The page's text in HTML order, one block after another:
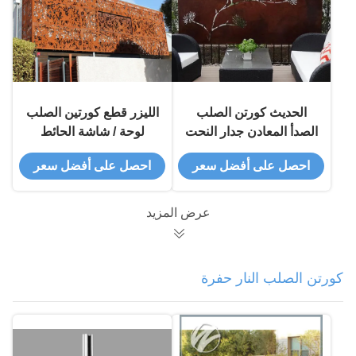
الحديث كورتن الصلب
الصدأ المعادن جدار النحت
لوحة الفن ، المعادن
النحت جدار الفن
احصل على أفضل سعر
الليزر قطع كورتين الصلب
لوحة / شاشة الحائط
الخيالة المعدنية النحت
صدئ بشكل طبيعي
احصل على أفضل سعر
عرض المزيد
كورتن الصلب النار حفرة